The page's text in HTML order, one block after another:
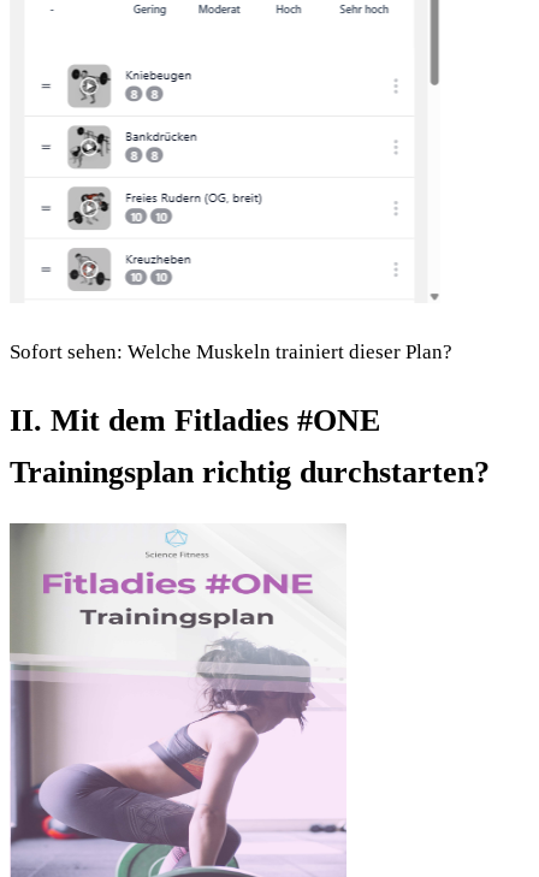
Sofort sehen: Welche Muskeln trainiert dieser Plan?
II. Mit dem Fitladies #ONE
Trainingsplan richtig durchstarten?